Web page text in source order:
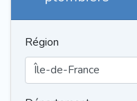
Région